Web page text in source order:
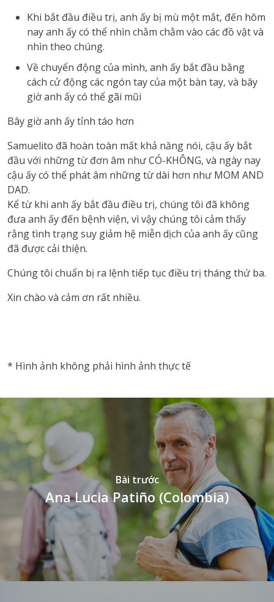
Khi bắt đầu điều trị, anh ấy bị mù một mắt, đến hôm
nay anh ấy có thể nhìn chằm chằm vào các đồ vật và
nhìn theo chúng.
Về chuyển động của mình, anh ấy bắt đầu bằng
cách cử động các ngón tay của một bàn tay, và bây
giờ anh ấy có thể gãi mũi
Bây giờ anh ấy tỉnh táo hơn
Samuelito đã hoàn toàn mất khả năng nói, cậu ấy bắt
đầu với những từ đơn âm như CÓ-KHÔNG, và ngày nay
cậu ấy có thể phát âm những từ dài hơn như MOM AND
DAD.
Kể từ khi anh ấy bắt đầu điều trị, chúng tôi đã không
đưa anh ấy đến bệnh viện, vì vậy chúng tôi cảm thấy
rằng tình trạng suy giảm hệ miễn dịch của anh ấy cũng
đã được cải thiện.
Chúng tôi chuẩn bị ra lệnh tiếp tục điều trị tháng thứ ba.
Xin chào và cảm ơn rất nhiều.
* Hình ảnh không phải hình ảnh thực tế
Bài trước
Ana Lucia Patiño (Colombia)